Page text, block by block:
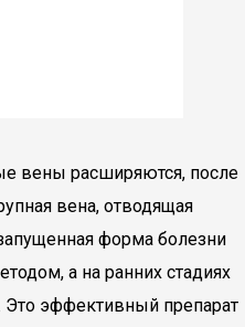
вены расширяются, после
вена, отводящая
форма болезни
а на ранних стадиях
Это эффективный препарат